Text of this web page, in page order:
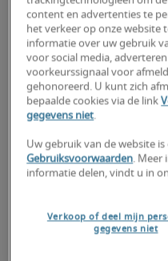
alleen thuis kunt
kunnen een hoop
hun kantoor minder
Daarom: acht
waarmee
de goede weg
1. Laat de
Kom op de fiets naar
Bijkomend voordeel?
gemakkelijk nog
content en advertenties te
het verkeer op onze website
informatie over uw gebruik
voor social media, adverteren
voorkeurssignaal voor
gehonoreerd. U kunt zich
bepaalde cookies via de link
gegevens niet.
Uw gebruik van de website
Gebruiksvoorwaarden. Meer
informatie delen, vindt u in
Verkoop of deel mijn
gegevens niet